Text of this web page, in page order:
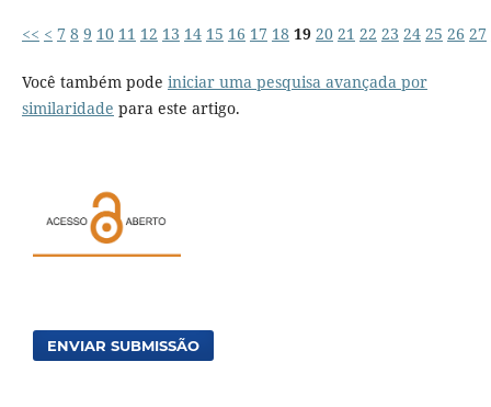
<< < 7 8 9 10 11 12 13 14 15 16 17 18 19 20 21 22 23 24 25 26 27
Você também pode iniciar uma pesquisa avançada por
similaridade para este artigo.
ENVIAR SUBMISSÃO